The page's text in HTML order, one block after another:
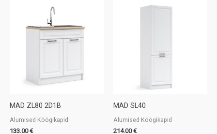
MAD ZL80 2D1B
Alumised Köögikapid
133.00€
MAD SL40
Alumised Köögikapid
214.00€